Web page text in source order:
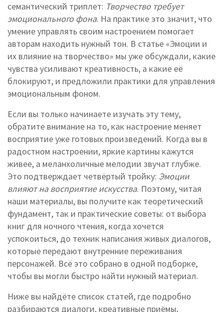
семантический триплет: Творчество требует
эмоционального фона. На практике это значит, что
умение управлять своим настроением помогает
авторам находить нужный тон. В статье «Эмоции и
их влияние на творчество» мы уже обсуждали, какие
чувства усиливают креативность, а какие её
блокируют, и предложили практики для управления
эмоциональным фоном.
Если вы только начинаете изучать эту тему,
обратите внимание на то, как настроение меняет
восприятие уже готовых произведений. Когда вы в
радостном настроении, яркие картины кажутся
живее, а меланхоличные мелодии звучат глубже.
Это подтверждает четвёртый тройку: Эмоции
влияют на восприятие искусства. Поэтому, читая
наши материалы, вы получите как теоретический
фундамент, так и практические советы: от выбора
книг для ночного чтения, когда хочется
успокоиться, до техник написания живых диалогов,
которые передают внутренние переживания
персонажей. Всё это собрано в одной подборке,
чтобы вы могли быстро найти нужный материал.
Ниже вы найдёте список статей, где подробно
разбираются диалоги, креативные приёмы,